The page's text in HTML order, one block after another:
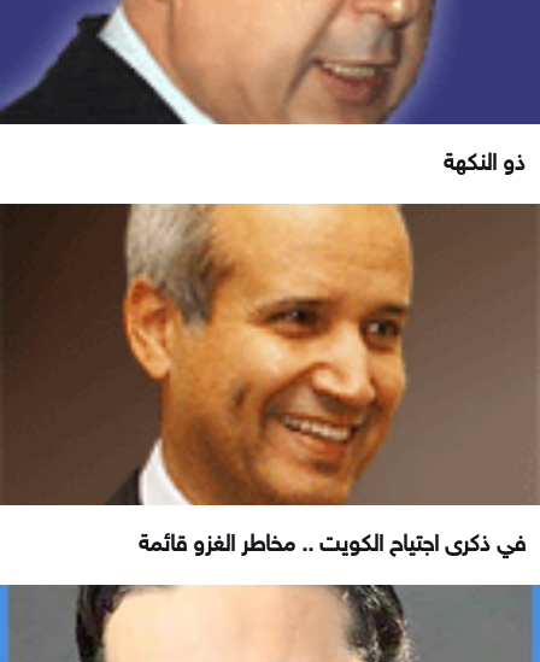
ذو النكهة
في ذكرى اجتياح الكويت .. مخاطر الغزو قائمة